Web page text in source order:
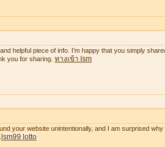
helpful piece of info. I’m happy that you simply
you for sharing. ทางเข้า lsm
your website unintentionally, and I am surprised
lsm99 lotto